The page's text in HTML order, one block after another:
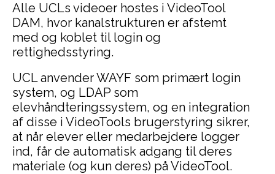
Alle UCLs videoer hostes i VideoTool
DAM, hvor kanalstrukturen er afstemt
med og koblet til login og
rettighedsstyring.
UCL anvender WAYF som primært login
system, og LDAP som
elevhåndteringssystem, og en integration
af disse i VideoTools brugerstyring sikrer,
at når elever eller medarbejdere logger
ind, får de automatisk adgang til deres
materiale (og kun deres) på VideoTool.